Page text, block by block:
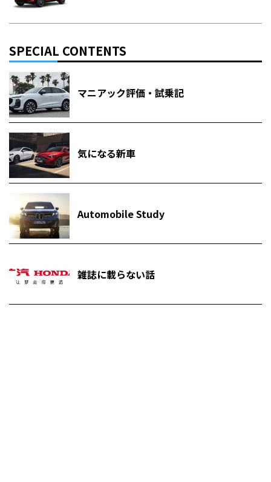
SPECIAL CONTENTS
マニアック評価・試乗記
気になる新車
Automobile Study
雑誌に載らない話